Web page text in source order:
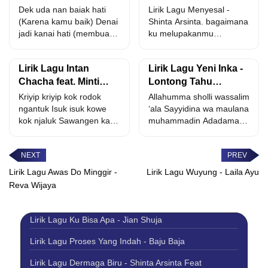
Dek uda nan baiak hati
(Karena kamu baik) Denai
jadi kanai hati (membuat
Lirik Lagu Menyesal -
Shinta Arsinta. bagaimana
ku melupakanmu
Lirik Lagu Intan
Chacha feat. Minti
Brekele - Njaluk Dek
Kriyip kriyip kok rodok
ngantuk Isuk isuk kowe
kok njaluk Sawangen kae
Lirik Lagu Yeni Inka -
Lontong Tahu
Lontong Sate
Allahumma sholli wassalim
‘ala Sayyidina wa maulana
muhammadin Adadama
Lirik Lagu Awas Do Minggir -
Reva Wijaya
Lirik Lagu Wuyung - Laila Ayu
Lirik Lagu Ku Bisa Apa - Jian Shuja
Lirik Lagu Proses Yang Indah - Baju Baja
Lirik Lagu Dermaga Biru - Shinta Arsinta Feat